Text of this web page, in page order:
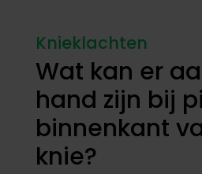
Knieklachten
Wat kan er
hand zijn bij
binnenkant
knie?